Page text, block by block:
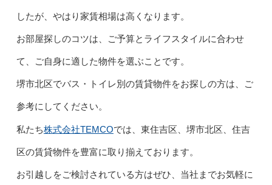
したが、やはり家賃相場は高くなります。
お部屋探しのコツは、ご予算とライフスタイルに合わせ
て、ご自身に適した物件を選ぶことです。
堺市北区でバス・トイレ別の賃貸物件をお探しの方は、ご
参考にしてください。
私たち株式会社TEMCOでは、東住吉区、堺市北区、住吉
区の賃貸物件を豊富に取り揃えております。
お引越しをご検討されている方はぜひ、当社までお気軽に